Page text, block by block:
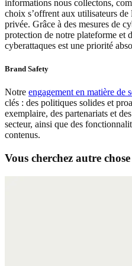
informations nous collectons,
choix s’offrent aux utilisateurs
privée. Grâce à des mesures de
protection de notre plateforme et
cyberattaques est une priorité
Brand Safety
Notre engagement en matière de
clés : des politiques solides et
exemplaire, des partenariats et
secteur, ainsi que des
contenus.
Vous cherchez autre